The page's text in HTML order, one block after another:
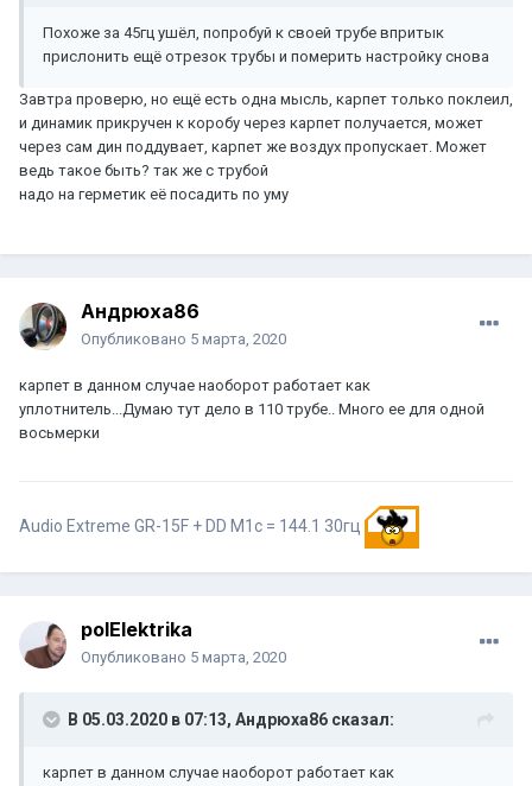
Похоже за 45гц ушёл, попробуй к своей трубе впритык
прислонить ещё отрезок трубы и померить настройку снова
Завтра проверю, но ещё есть одна мысль, карпет только поклеил,
и динамик прикручен к коробу через карпет получается, может
через сам дин поддувает, карпет же воздух пропускает. Может
ведь такое быть? так же с трубой
надо на герметик её посадить по уму
Андрюха86
Опубликовано 5 марта, 2020
карпет в данном случае наоборот работает как
уплотнитель...Думаю тут дело в 110 трубе.. Много ее для одной
восьмерки
Audio Extreme GR-15F + DD M1c = 144.1 30гц
polElektrika
Опубликовано 5 марта, 2020
В 05.03.2020 в 07:13, Андрюха86 сказал:
карпет в данном случае наоборот работает как